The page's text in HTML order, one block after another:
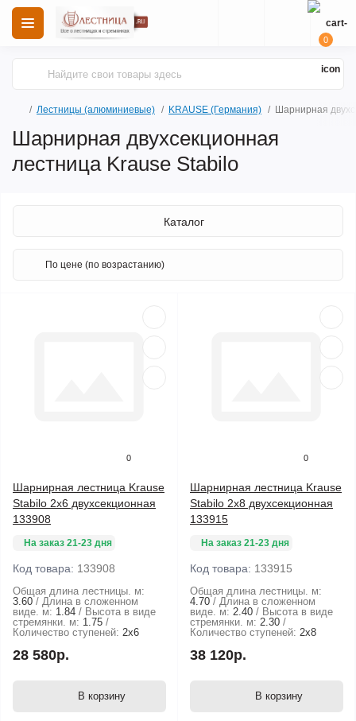
0
Лестницы (алюминиевые) KRAUSE (Германия) Шарнирная
Шарнирная двухсекционная
лестница Krause Stabilo
Каталог
0
Шарнирная лестница Krause
Stabilo 2x6 двухсекционная
133908
На заказ 21-23 дня
Код товара: 133908
Общая длина лестницы. м:
3.60
Длина в сложенном
виде. м: 1.84
Высота в виде
стремянки. м: 1.75
Количество ступеней: 2х6
28 580р.
В корзину
0
Шарнирная лестница Krause
Stabilo 2x8 двухсекционная
133915
На заказ 21-23 дня
Код товара: 133915
Общая длина лестницы. м:
4.70
Длина в сложенном
виде. м: 2.40
Высота в виде
стремянки. м: 2.30
Количество ступеней: 2х8
38 120р.
В корзину